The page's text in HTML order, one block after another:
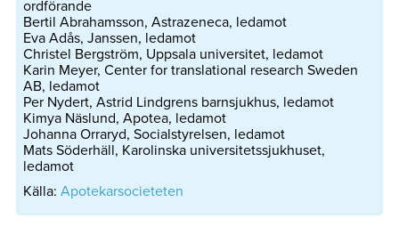
ordförande
Bertil Abrahamsson, Astrazeneca, ledamot
Eva Adås, Janssen, ledamot
Christel Bergström, Uppsala universitet, ledamot
Karin Meyer, Center for translational research Sweden
AB, ledamot
Per Nydert, Astrid Lindgrens barnsjukhus, ledamot
Kimya Näslund, Apotea, ledamot
Johanna Orraryd, Socialstyrelsen, ledamot
Mats Söderhäll, Karolinska universitetssjukhuset,
ledamot
Källa: Apotekarsocieteten